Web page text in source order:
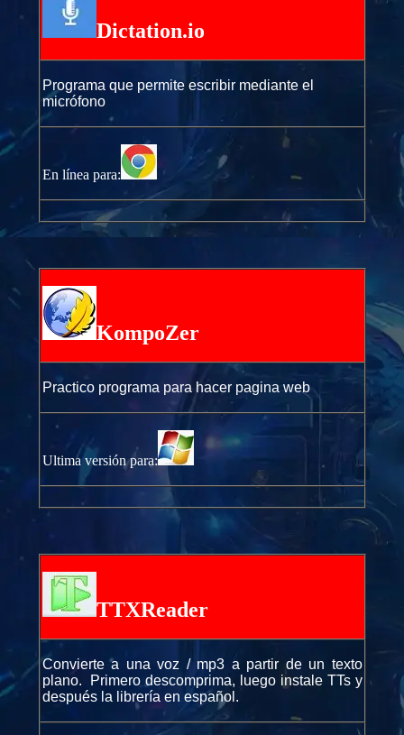
Dictation.io
Programa que permite escribir mediante el
micrófono
En línea para:
KompoZer
Practico programa para hacer pagina web
Ultima versión para:
TTXReader
Convierte a una voz / mp3 a partir de un texto
plano. Primero descomprima, luego instale TTs y
después la librería en español.